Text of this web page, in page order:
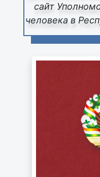
сайт
человека в